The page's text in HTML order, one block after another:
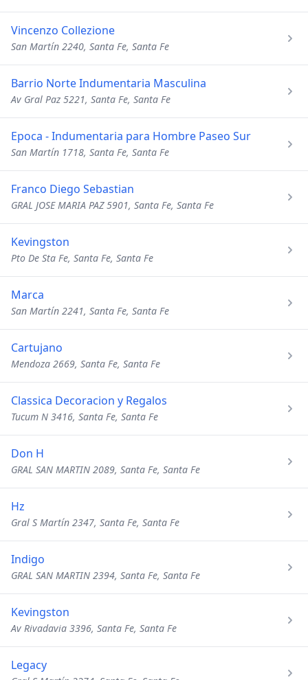
Vincenzo Collezione
San Martín 2240, Santa Fe, Santa Fe
Barrio Norte Indumentaria Masculina
Av Gral Paz 5221, Santa Fe, Santa Fe
Epoca - Indumentaria para Hombre Paseo Sur
San Martín 1718, Santa Fe, Santa Fe
Franco Diego Sebastian
GRAL JOSE MARIA PAZ 5901, Santa Fe, Santa Fe
Kevingston
Pto De Sta Fe, Santa Fe, Santa Fe
Marca
San Martín 2241, Santa Fe, Santa Fe
Cartujano
Mendoza 2669, Santa Fe, Santa Fe
Classica Decoracion y Regalos
Tucum N 3416, Santa Fe, Santa Fe
Don H
GRAL SAN MARTIN 2089, Santa Fe, Santa Fe
Hz
Gral S Martín 2347, Santa Fe, Santa Fe
Indigo
GRAL SAN MARTIN 2394, Santa Fe, Santa Fe
Kevingston
Av Rivadavia 3396, Santa Fe, Santa Fe
Legacy